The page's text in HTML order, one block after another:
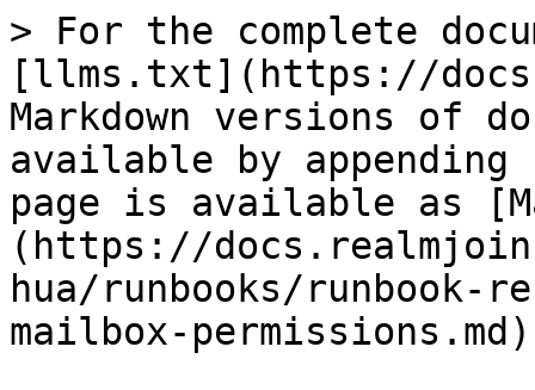
> For the complete
[llms.txt](https://
Markdown versions of
available by
page is available as
(https://
hua/runbooks/
mailbox-